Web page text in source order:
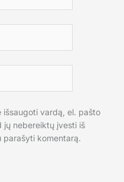
išsaugoti vardą, el. pašto
jų nebereiktų įvesti iš
parašyti komentarą.